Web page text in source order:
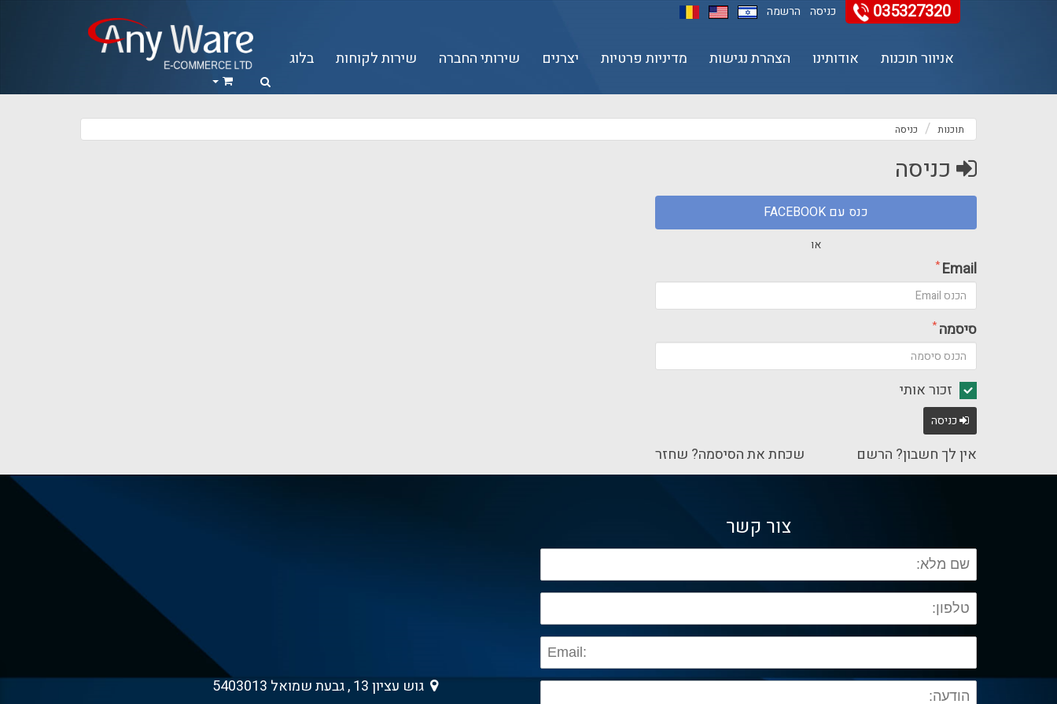
035327320 כניסה הרשמה
אניוור תוכנות אודותינו הצהרת נגישות מדיניות פרטיות יצרנים שירותי החברה שירות לקוחות בלוג
תוכנות כניסה
כניסה
כנס עם FACEBOOK
או
Email
*
סיסמה *
זכור אותי
אין לך חשבון? הרשם שכחת את הסיסמה? שחזר
צור קשר
גוש עציון 13 , גבעת שמואל 5403013